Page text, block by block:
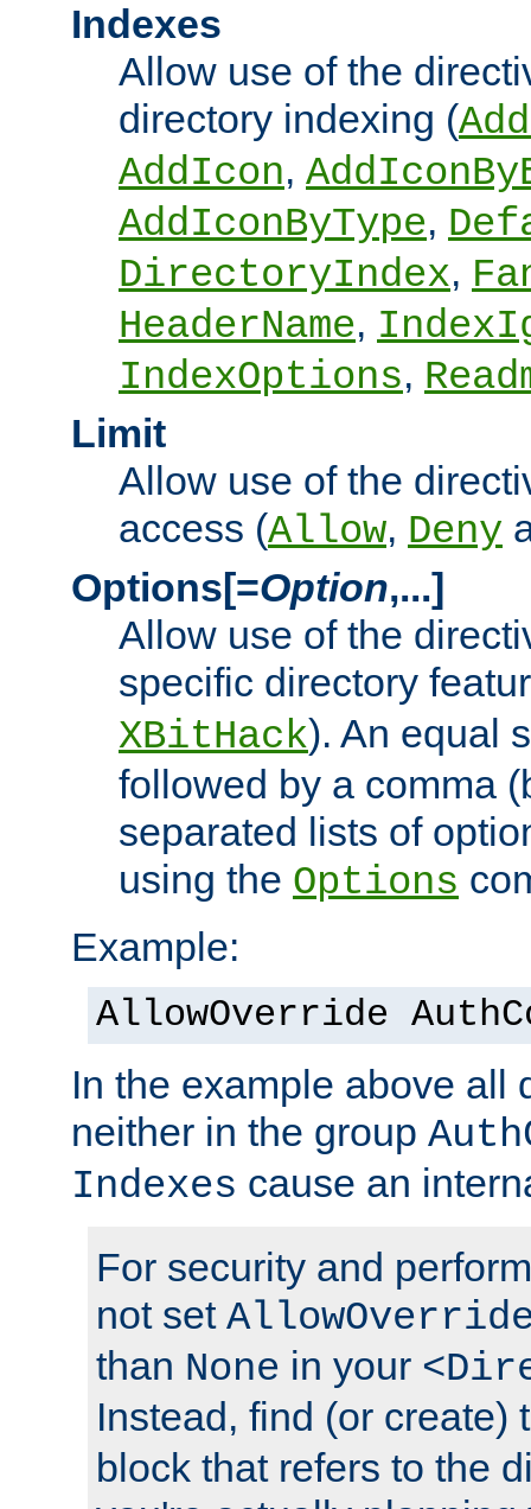
Indexes
Allow use of the
directory indexing (
AddIcon,
AddIconByType,
DirectoryIndex,
HeaderName,
IndexOptions,
Limit
Allow use of the
access (Allow, Deny
Options[=Option,...]
Allow use of the
specific directory
XBitHack). An equal
followed by a comma
separated lists of
using the Options
Example:
AllowOverride
In the example above all
neither in the group
Indexes cause an
For security and
not set
than None in your
Instead, find (or create)
block that refers to the